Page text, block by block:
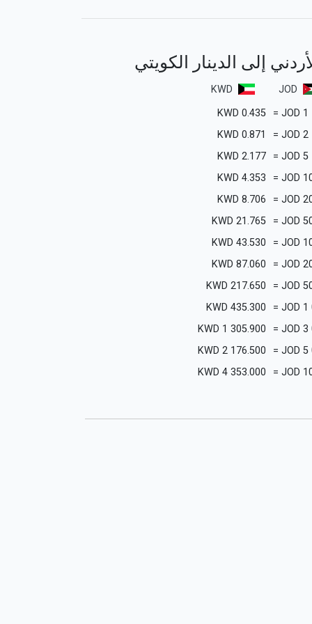
إلى الدينار الكويتي
JOD
KWD
1
JOD
=
0.435
KWD
2
JOD
=
0.871
KWD
5
JOD
=
2.177
KWD
JOD
=
4.353
KWD
JOD
=
8.706
KWD
JOD
=
21.765
KWD
JOD
=
43.530
KWD
JOD
=
87.060
KWD
JOD
=
217.650
KWD
1
JOD
=
435.300
KWD
3
JOD
=
1 305.900
KWD
5
JOD
=
2 176.500
KWD
JOD
=
4 353.000
KWD